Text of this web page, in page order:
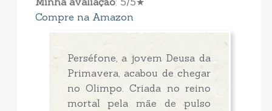
Compre na Amazon
Perséfone, a jovem Deusa da
Primavera, acabou de chegar
no Olimpo. Criada no reino
mortal pela mãe de pulso